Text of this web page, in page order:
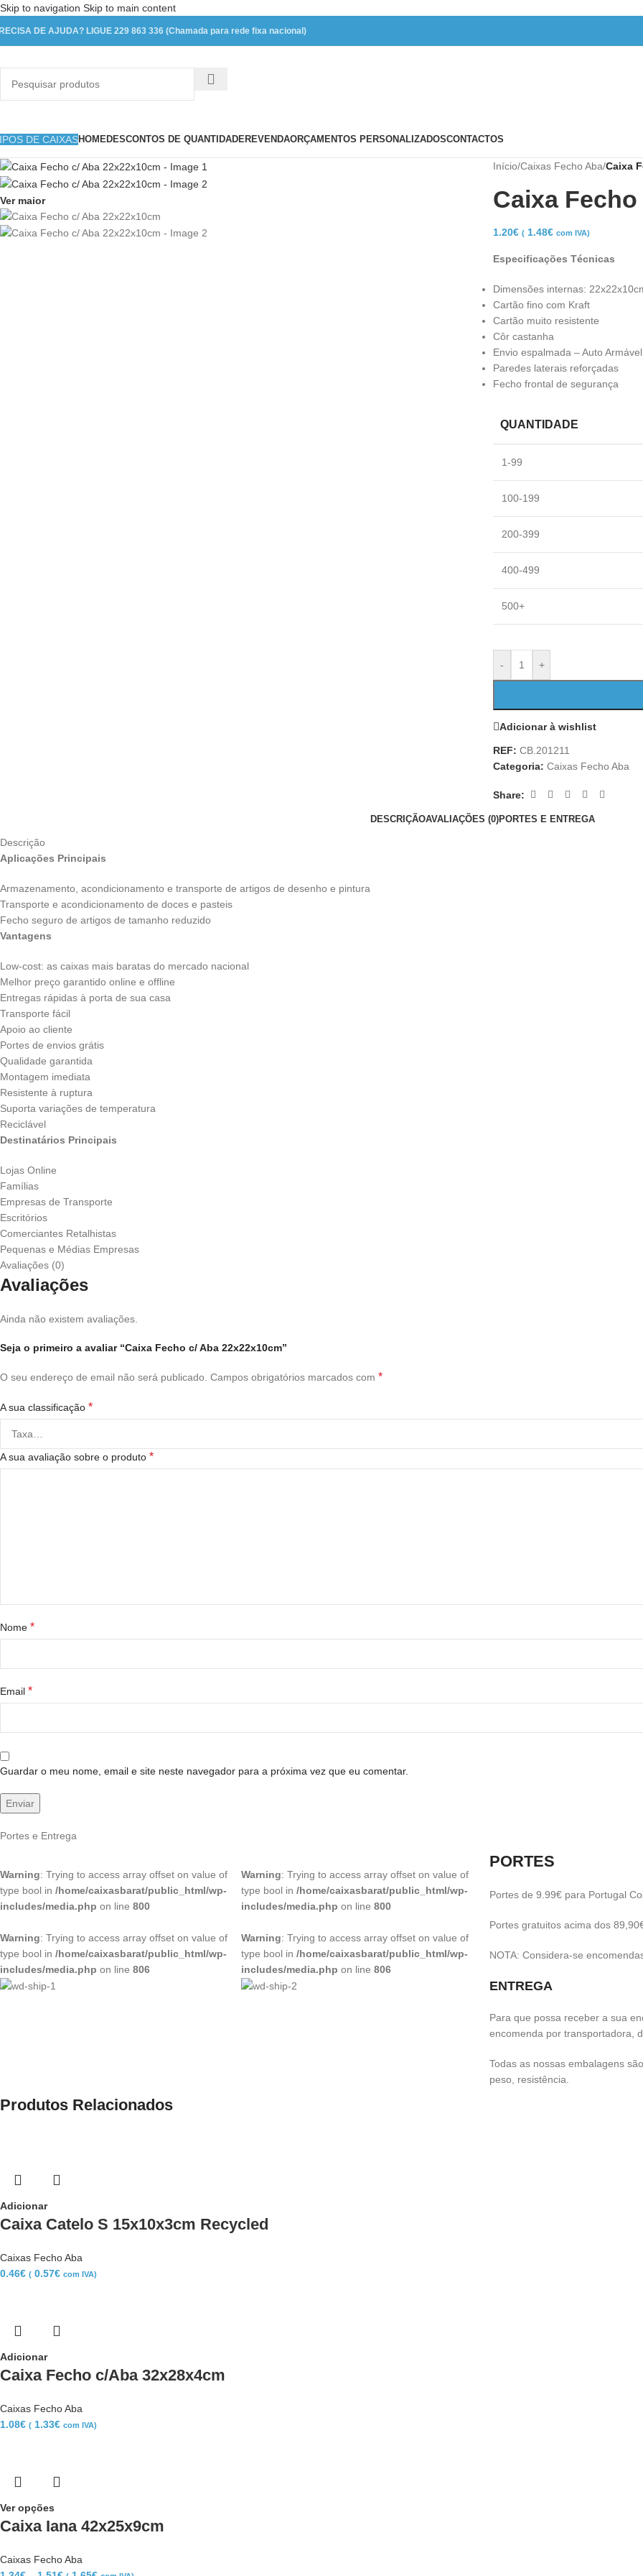
Skip to navigation Skip to main content
DE AJUDA? LIGUE 229 863 336 (Chamada para rede fixa nacional)
DE CAIXASHOMEDESCONTOS DE QUANTIDADEREVENDAORÇAMENTOS PERSONALIZADOSCONTACTOS
Ver maior
Início/Caixas Fecho Aba/Caixa
Caixa
1.20€ ( 1.48€ com IVA)
Especificações Técnicas
Dimensões internas:
Cartão fino com Kraft
Cartão muito resistente
Côr castanha
Envio espalmada – Auto
Paredes laterais reforçadas
Fecho frontal de segurança
QUANTIDADE
1-99
100-199
200-399
400-499
500+
- +
Adicionar à wishlist
REF: CB.201211
Categoria: Caixas Fecho Aba
Share:
DESCRIÇÃOAVALIAÇÕES (0)PORTES E ENTREGA
Descrição
Aplicações Principais
Armazenamento, acondicionamento e transporte de artigos de desenho e pintura
Transporte e acondicionamento de doces e pasteis
Fecho seguro de artigos de tamanho reduzido
Vantagens
Low-cost: as caixas mais baratas do mercado nacional
Melhor preço garantido online e offline
Entregas rápidas à porta de sua casa
Transporte fácil
Apoio ao cliente
Portes de envios grátis
Qualidade garantida
Montagem imediata
Resistente à ruptura
Suporta variações de temperatura
Reciclável
Destinatários Principais
Lojas Online
Famílias
Empresas de Transporte
Escritórios
Comerciantes Retalhistas
Pequenas e Médias Empresas
Avaliações (0)
Avaliações
Ainda não existem avaliações.
Seja o primeiro a avaliar “Caixa Fecho c/ Aba 22x22x10cm”
O seu endereço de email não será publicado. Campos obrigatórios marcados com *
A sua classificação *
A sua avaliação sobre o produto *
Nome *
Email *
Guardar o meu nome, email e site neste navegador para a próxima vez que eu comentar.
Portes e Entrega
Warning: Trying to access array offset on value of
type bool in /home/caixasbarat/public_html/wp-
includes/media.php on line 800
Warning: Trying to access array offset on value of
type bool in /home/caixasbarat/public_html/wp-
includes/media.php on line 806
Warning: Trying to access array offset on value of
type bool in /home/caixasbarat/public_html/wp-
includes/media.php on line 800
Warning: Trying to access array offset on value of
type bool in /home/caixasbarat/public_html/wp-
includes/media.php on line 806
PORTES
Portes de 9.99€ para Portugal
Portes gratuitos acima dos
NOTA: Considera-se
ENTREGA
Para que possa receber a sua
encomenda por transportadora,
Todas as nossas embalagens
peso, resistência.
Produtos Relacionados
Adicionar
Caixa Catelo S 15x10x3cm Recycled
Caixas Fecho Aba
0.46€ ( 0.57€ com IVA)
Adicionar
Caixa Fecho c/Aba 32x28x4cm
Caixas Fecho Aba
1.08€ ( 1.33€ com IVA)
Ver opções
Caixa Iana 42x25x9cm
Caixas Fecho Aba